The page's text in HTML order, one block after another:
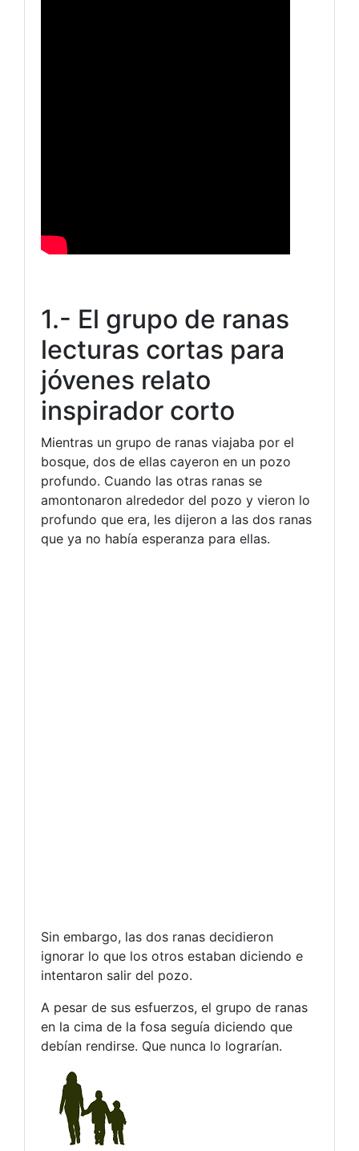
1.- El grupo de ranas
lecturas cortas para
jóvenes relato
inspirador corto
Mientras un grupo de ranas viajaba por el
bosque, dos de ellas cayeron en un pozo
profundo. Cuando las otras ranas se
amontonaron alrededor del pozo y vieron lo
profundo que era, les dijeron a las dos ranas
que ya no había esperanza para ellas.
Sin embargo, las dos ranas decidieron
ignorar lo que los otros estaban diciendo e
intentaron salir del pozo.
A pesar de sus esfuerzos, el grupo de ranas
en la cima de la fosa seguía diciendo que
debían rendirse. Que nunca lo lograrían.